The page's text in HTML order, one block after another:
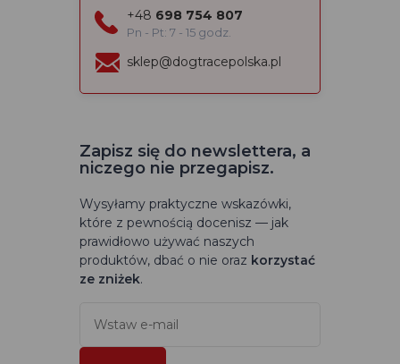
+48 698 754 807
Pn - Pt: 7 - 15 godz.
sklep@dogtracepolska.pl
Zapisz się do newslettera, a
niczego nie przegapisz.
Wysyłamy praktyczne wskazówki,
które z pewnością docenisz — jak
prawidłowo używać naszych
produktów, dbać o nie oraz korzystać
ze zniżek.